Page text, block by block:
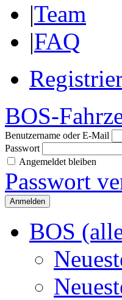
|Team
|FAQ
BOS-
Benutzername oder E-Mail
Passwort
Angemeldet bleiben
Passwort
BOS